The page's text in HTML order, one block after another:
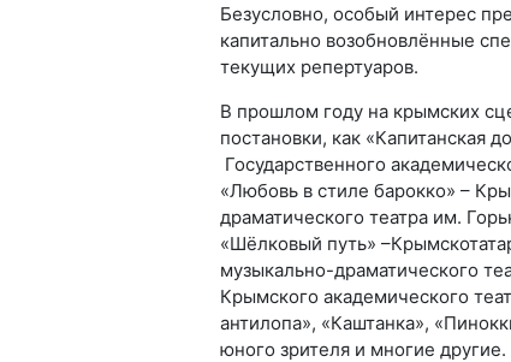
Безусловно, особый интерес
капитально возобновлённые
текущих репертуаров.
В прошлом году на крымских
постановки, как «Капитанская
Государственного
«Любовь в стиле барокко» –
драматического театра им.
«Шёлковый путь»
музыкально-драматического
Крымского академического
антилопа», «Каштанка»,
юного зрителя и многие